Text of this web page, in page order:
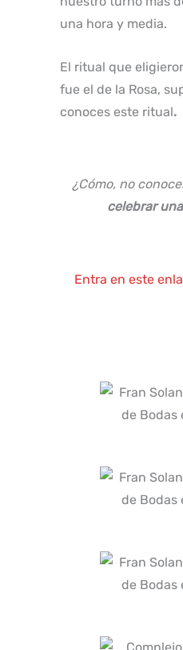
una hora y media.
El ritual que
fue el de la Rosa,
conoces este ritual.
¿Cómo, no
celebrar
Entra en este